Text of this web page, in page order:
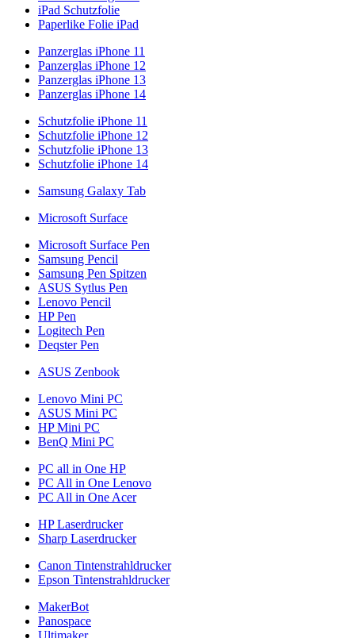
iPad Schutzfolie
Paperlike Folie iPad
Panzerglas iPhone 11
Panzerglas iPhone 12
Panzerglas iPhone 13
Panzerglas iPhone 14
Schutzfolie iPhone 11
Schutzfolie iPhone 12
Schutzfolie iPhone 13
Schutzfolie iPhone 14
Samsung Galaxy Tab
Microsoft Surface
Microsoft Surface Pen
Samsung Pencil
Samsung Pen Spitzen
ASUS Sytlus Pen
Lenovo Pencil
HP Pen
Logitech Pen
Deqster Pen
ASUS Zenbook
Lenovo Mini PC
ASUS Mini PC
HP Mini PC
BenQ Mini PC
PC all in One HP
PC All in One Lenovo
PC All in One Acer
HP Laserdrucker
Sharp Laserdrucker
Canon Tintenstrahldrucker
Epson Tintenstrahldrucker
MakerBot
Panospace
Ultimaker